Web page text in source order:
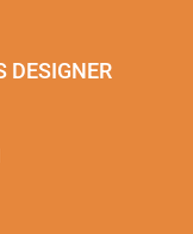
DESIGNER